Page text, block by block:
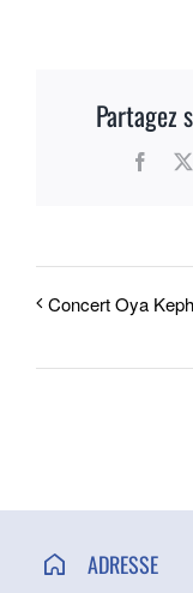
ACCÈS ET CONTACT
Partagez
Concert Oya
ADRESSE